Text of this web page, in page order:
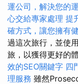
運公司，解決您的
心交給專家處理 提
確方式，讓您擁有
過這次旅行，並使
旅，以獲得更好的
效的SEO關鍵字 四
理服務 雖然